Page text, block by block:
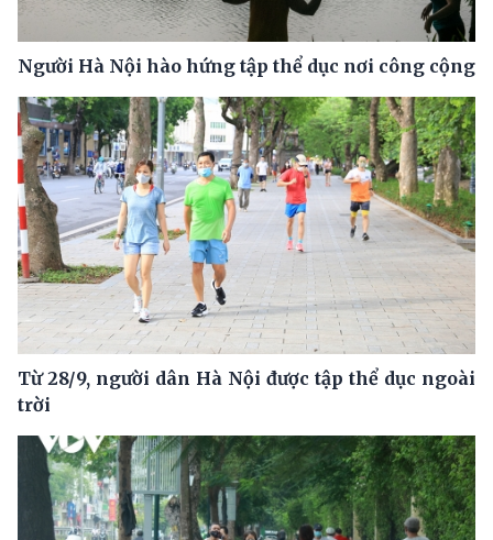
Người Hà Nội hào hứng tập thể dục nơi công cộng
Từ 28/9, người dân Hà Nội được tập thể dục ngoài
trời